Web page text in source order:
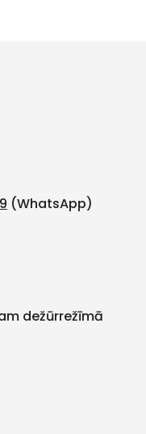
(WhatsApp)
dežūrrežīmā